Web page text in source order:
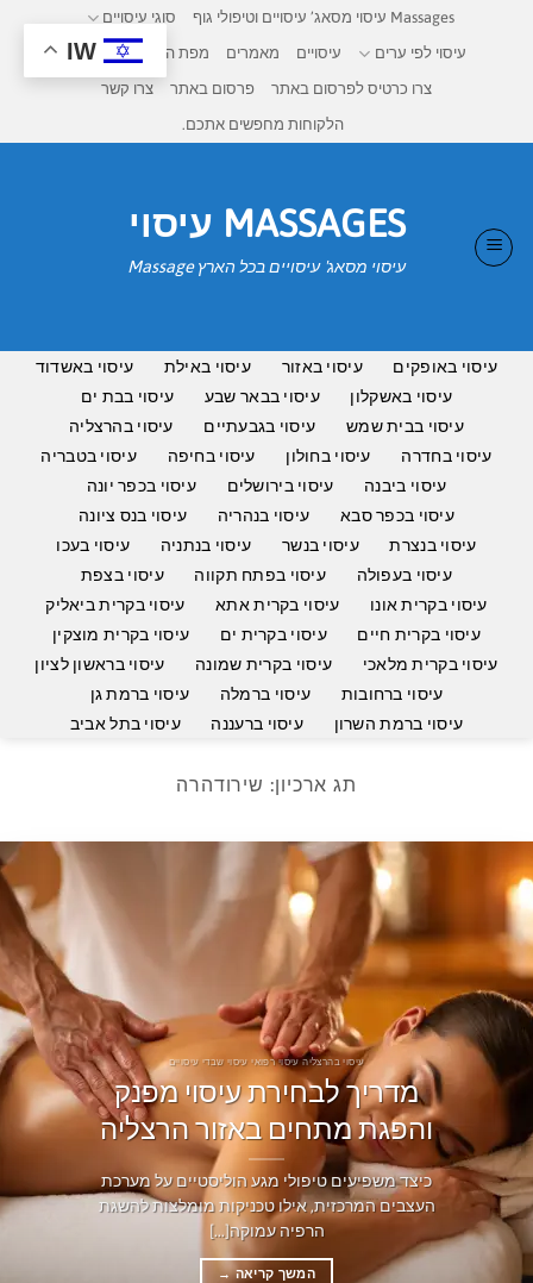
Massages עיסוי מסאג’ עיסויים וטיפולי גוף
סוגי עיסויים
עיסוי לפי ערים
עיסויים מאמרים
מפת העיסויים בישראל
צרו כרטיס לפרסום באתר
פרסום באתר
צרו קשר
הלקוחות מחפשים אתכם.
MASSAGES עיסוי
עיסוי מסאג' עיסויים בכל הארץ Massage
עיסוי באופקים עיסוי באזור עיסוי באילת
עיסוי באשדוד
עיסוי באשקלון
עיסוי בבאר שבע
עיסוי בבת ים
עיסוי בבית שמש
עיסוי בגבעתיים
עיסוי בהרצליה
עיסוי בחדרה
עיסוי בחולון עיסוי בחיפה
עיסוי בטבריה
עיסוי ביבנה
עיסוי בירושלים
עיסוי בכפר יונה
עיסוי בכפר סבא
עיסוי בנהריה
עיסוי בנס ציונה
עיסוי בנצרת
עיסוי בנשר עיסוי בנתניה
עיסוי בעכו
עיסוי בעפולה
עיסוי בפתח תקווה
עיסוי בצפת
עיסוי בקרית אונו
עיסוי בקרית אתא
עיסוי בקרית ביאליק
עיסוי בקרית חיים
עיסוי בקרית ים
עיסוי בקרית מוצקין
עיסוי בקרית מלאכי
עיסוי בקרית שמונה
עיסוי בראשון לציון
עיסוי ברחובות
עיסוי ברמלה
עיסוי ברמת גן
עיסוי ברמת השרון
עיסוי ברעננה עיסוי בתל אביב
תג ארכיון: שירודהרה
עיסוי בהרצליה עיסוי רפואי עיסוי שבדי עיסויים
מדריך לבחירת עיסוי מפנק
והפגת מתחים באזור הרצליה
כיצד משפיעים טיפולי מגע הוליסטיים על מערכת
העצבים המרכזית, אילו טכניקות מומלצות להשגת
הרפיה עמוקה[...]
המשך קריאה→
IW